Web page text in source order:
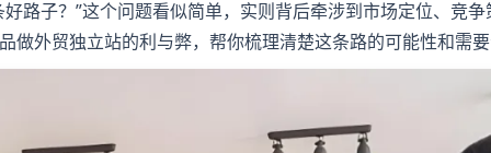
路子？”这个问题看似简单，实则背后牵涉到市场定位、竞
做外贸独立站的利与弊，帮你梳理清楚这条路的可能性和需